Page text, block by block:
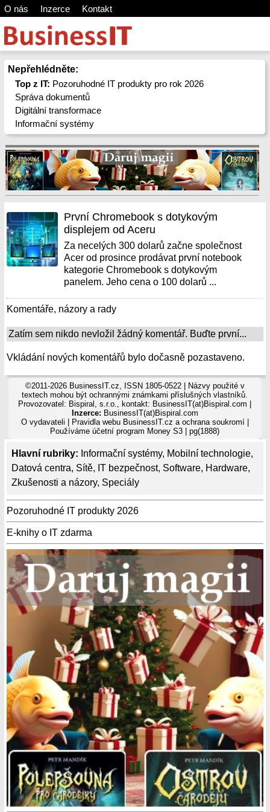
O nás Inzerce Kontakt
Nepřehlédněte:
Top z IT: Pozoruhodné IT produkty pro rok 2026
Správa dokumentů
Digitální transformace
Informační systémy
Hlavní rubriky: Informační systémy, Mobilní technologie,
Datová centra, Sítě, IT bezpečnost, Software, Hardware,
Zkušenosti a názory, Speciály
Pozoruhodné IT produkty 2026
E-knihy o IT zdarma
První Chromebook s dotykovým
displejem od Aceru
Za necelých 300 dolarů začne společnost
Acer od prosince prodávat první notebook
kategorie Chromebook s dotykovým
panelem. Jeho cena o 100 dolarů ...
Komentáře, názory a rady
Zatím sem nikdo nevložil žádný komentář. Buďte první...
Vkládání nových komentářů bylo dočasně pozastaveno.
©2011-2026 BusinessIT.cz, ISSN 1805-0522 | Názvy použité v
textech mohou být ochrannými známkami příslušných vlastníků.
Provozovatel: Bispiral, s.r.o., kontakt: BusinessIT(at)Bispiral.com |
Inzerce: BusinessIT(at)Bispiral.com
O vydavateli
Pravidla webu BusinessIT.cz a ochrana soukromí|
Používámeúčetní program Money S3 | pg(1888)